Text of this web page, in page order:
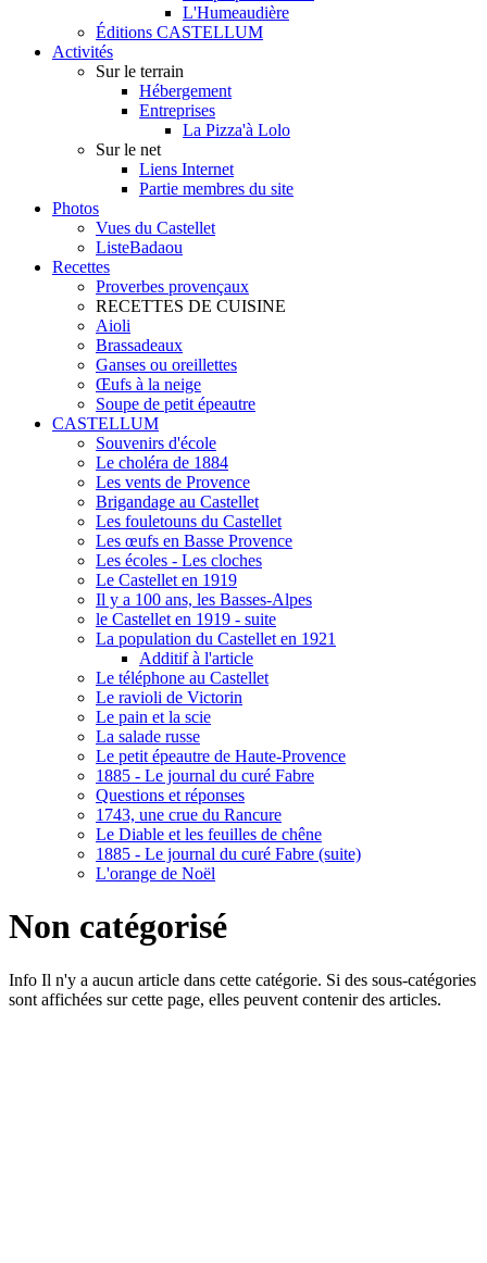
L'Humeaudière
Éditions CASTELLUM
Activités
Sur le terrain
Hébergement
Entreprises
La Pizza'à Lolo
Sur le net
Liens Internet
Partie membres du site
Photos
Vues du Castellet
ListeBadaou
Recettes
Proverbes provençaux
RECETTES DE CUISINE
Aioli
Brassadeaux
Ganses ou oreillettes
Œufs à la neige
Soupe de petit épeautre
CASTELLUM
Souvenirs d'école
Le choléra de 1884
Les vents de Provence
Brigandage au Castellet
Les fouletouns du Castellet
Les œufs en Basse Provence
Les écoles - Les cloches
Le Castellet en 1919
Il y a 100 ans, les Basses-Alpes
le Castellet en 1919 - suite
La population du Castellet en 1921
Additif à l'article
Le téléphone au Castellet
Le ravioli de Victorin
Le pain et la scie
La salade russe
Le petit épeautre de Haute-Provence
1885 - Le journal du curé Fabre
Questions et réponses
1743, une crue du Rancure
Le Diable et les feuilles de chêne
1885 - Le journal du curé Fabre (suite)
L'orange de Noël
Non catégorisé
Info Il n'y a aucun article dans cette catégorie. Si des sous-catégories
sont affichées sur cette page, elles peuvent contenir des articles.